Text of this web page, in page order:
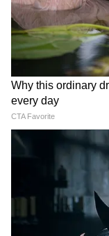
शुभकामनाएं देते हैं।
को फिटनेस और
प्रेरित करेगी।"
'जुनून की कोई उम्र
कुश्ती से एमएमए
हुए, संग्राम ने
शुरू करने के मेरे
साबित करना
मेरा उद्देश्य सिर्फ
भारतीयों को